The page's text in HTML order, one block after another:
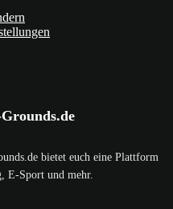
bietet euch eine Plattform
E-Sport und mehr.